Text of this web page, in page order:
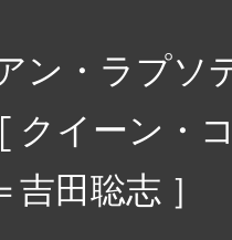
獲得したバンドはごくわ
出す比類のない才能を持
ます。
ン・ラプソ
クイーン・
吉田聡志 ］